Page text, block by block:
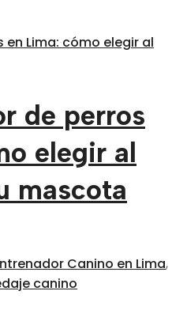
de perros
elegir al
mascota
Canino en Lima,
canino